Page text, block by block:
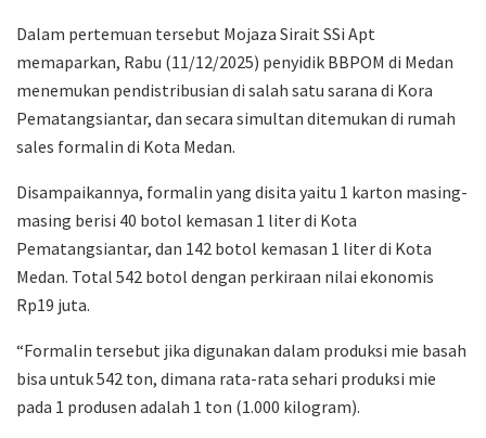
Dalam pertemuan tersebut Mojaza Sirait SSi Apt
memaparkan, Rabu (11/12/2025) penyidik BBPOM di Medan
menemukan pendistribusian di salah satu sarana di Kora
Pematangsiantar, dan secara simultan ditemukan di rumah
sales formalin di Kota Medan.
Disampaikannya, formalin yang disita yaitu 1 karton masing-
masing berisi 40 botol kemasan 1 liter di Kota
Pematangsiantar, dan 142 botol kemasan 1 liter di Kota
Medan. Total 542 botol dengan perkiraan nilai ekonomis
Rp19 juta.
“Formalin tersebut jika digunakan dalam produksi mie basah
bisa untuk 542 ton, dimana rata-rata sehari produksi mie
pada 1 produsen adalah 1 ton (1.000 kilogram).